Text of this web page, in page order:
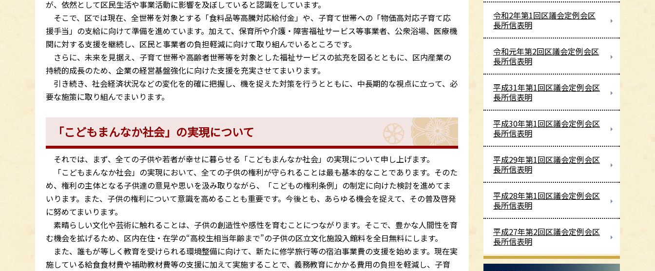
が、依然として区民生活や事業活動に影響を及ぼしていると認識をしています。
そこで、区では現在、全世帯を対象とする「食料品等高騰対応給付金」や、子育て世帯への「物価高対応子育て応
援手当」の支給に向けて準備を進めています。加えて、保育所や介護・障害福祉サービス等事業者、公衆浴場、医療機
関に対する支援を継続し、区民と事業者の負担軽減に向けて取り組んでいるところです。
さらに、未来を見据え、子育て世帯や高齢者世帯等を対象とした福祉サービスの拡充を図るとともに、区内産業の
持続的成長のため、企業の経営基盤強化に向けた支援を充実させてまいります。
引き続き、社会経済状況などの変化を的確に把握し、機を捉えた対策を行うとともに、中長期的な視点に立って、必
要な施策に取り組んでまいります。
「こどもまんなか社会」の実現について
それでは、まず、全ての子供や若者が幸せに暮らせる「こどもまんなか社会」の実現について申し上げます。
「こどもまんなか社会」の実現において、全ての子供の権利が守られることは最も基本的なことであります。そのた
め、権利の主体となる子供達の意見や思いを汲み取りながら、「こどもの権利条例」の制定に向けた検討を進めてま
いります。また、子供の権利について意識を高めることも重要です。今後とも、あらゆる機会を捉えて、その普及啓発
に努めてまいります。
素晴らしい文化や芸術に触れることは、子供の創造性や感性を育むことにつながります。そこで、豊かな人間性を育
む機会を拡げるため、区内在住・在学の“高校生相当年齢まで”の子供の区立文化施設入館料を全日無料にします。
また、誰もが等しく教育を受けられる環境整備に向けて、新たに修学旅行等の宿泊事業費の支援を始めます。現在実
施している給食食材費や補助教材費等の支援に加えて実施することで、義務教育にかかる費用の負担を軽減し、子育
令和2年第1回区議会定例会区
長所信表明
令和元年第2回区議会定例会区
長所信表明
平成31年第1回区議会定例会区
長所信表明
平成30年第1回区議会定例会区
長所信表明
平成29年第1回区議会定例会区
長所信表明
平成28年第1回区議会定例会区
長所信表明
平成27年第2回区議会定例会区
長所信表明